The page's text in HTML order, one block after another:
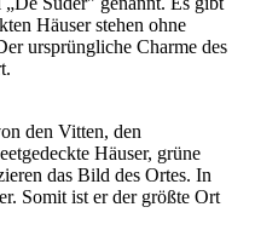
Häuser stehen ohne
ursprüngliche Charme des
den Vitten, den
Häuser, grüne
das Bild des Ortes. In
Somit ist er der größte Ort